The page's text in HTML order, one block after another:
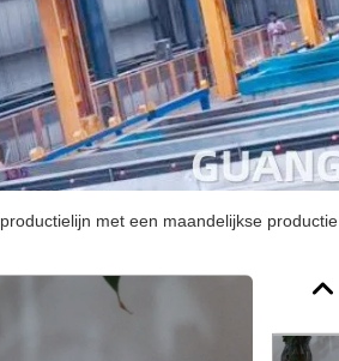
met een maandelijkse